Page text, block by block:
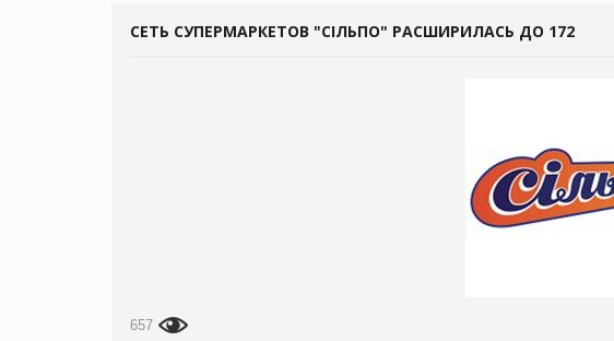
СЕТЬ СУПЕРМАРКЕТОВ "СІЛЬПО" РАСШИРИЛАСЬ ДО 172
657